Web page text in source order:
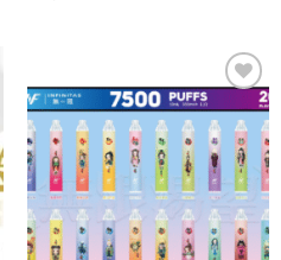
Add to
wishlist